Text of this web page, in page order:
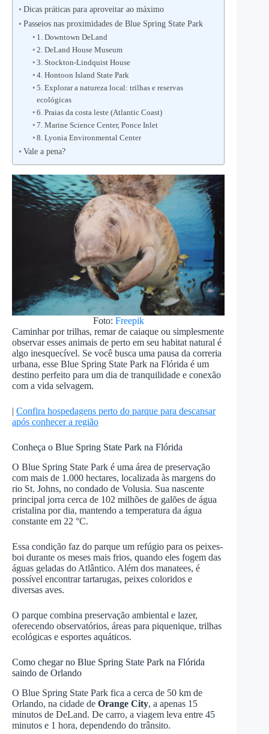
Dicas práticas para aproveitar ao máximo
Passeios nas proximidades de Blue Spring State Park
1. Downtown DeLand
2. DeLand House Museum
3. Stockton-Lindquist House
4. Hontoon Island State Park
5. Explorar a natureza local: trilhas e reservas
ecológicas
6. Praias da costa leste (Atlantic Coast)
7. Marine Science Center, Ponce Inlet
8. Lyonia Environmental Center
Vale a pena?
Foto: Freepik
Caminhar por trilhas, remar de caiaque ou simplesmente
observar esses animais de perto em seu habitat natural é
algo inesquecível. Se você busca uma pausa da correria
urbana, esse Blue Spring State Park na Flórida é um
destino perfeito para um dia de tranquilidade e conexão
com a vida selvagem.
| Confira hospedagens perto do parque para descansar
após conhecer a região
Conheça o Blue Spring State Park na Flórida
O Blue Spring State Park é uma área de preservação
com mais de 1.000 hectares, localizada às margens do
rio St. Johns, no condado de Volusia. Sua nascente
principal jorra cerca de 102 milhões de galões de água
cristalina por dia, mantendo a temperatura da água
constante em 22 °C.
Essa condição faz do parque um refúgio para os peixes-
boi durante os meses mais frios, quando eles fogem das
águas geladas do Atlântico. Além dos manatees, é
possível encontrar tartarugas, peixes coloridos e
diversas aves.
O parque combina preservação ambiental e lazer,
oferecendo observatórios, áreas para piquenique, trilhas
ecológicas e esportes aquáticos.
Como chegar no Blue Spring State Park na Flórida
saindo de Orlando
O Blue Spring State Park fica a cerca de 50 km de
Orlando, na cidade de Orange City, a apenas 15
minutos de DeLand. De carro, a viagem leva entre 45
minutos e 1 hora, dependendo do trânsito.